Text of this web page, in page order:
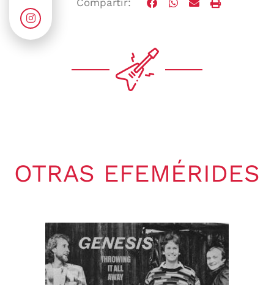
Compartir:
OTRAS EFEMÉRIDES